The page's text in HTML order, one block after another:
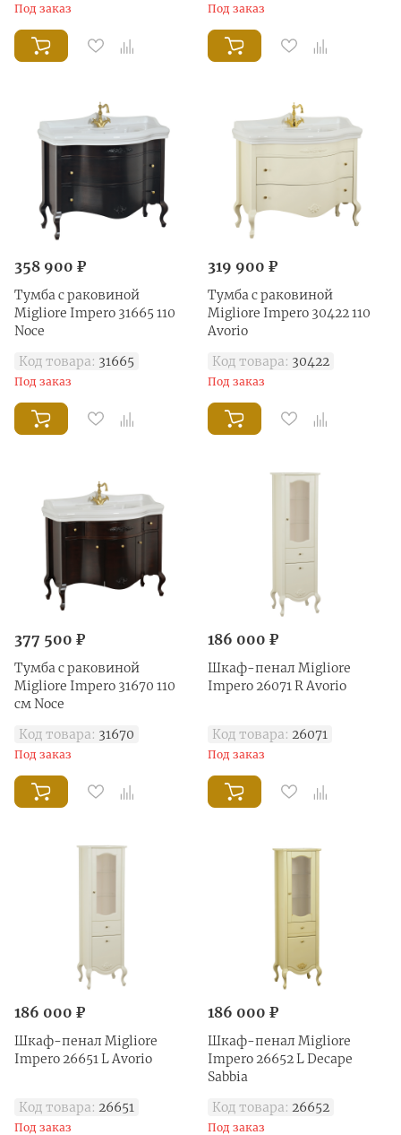
Под заказ Под заказ
358 900 ₽
Тумба с раковиной
Migliore Impero 31665 110
Noce
Код товара: 31665
Под заказ
319 900 ₽
Тумба с раковиной
Migliore Impero 30422 110
Avorio
Код товара: 30422
Под заказ
377 500 ₽
Тумба с раковиной
Migliore Impero 31670 110
см Noce
Код товара: 31670
Под заказ
186 000 ₽
Шкаф-пенал Migliore
Impero 26071 R Avorio
Код товара: 26071
Под заказ
186 000 ₽
Шкаф-пенал Migliore
Impero 26651 L Avorio
Код товара: 26651
Под заказ
186 000 ₽
Шкаф-пенал Migliore
Impero 26652 L Decape
Sabbia
Код товара: 26652
Под заказ